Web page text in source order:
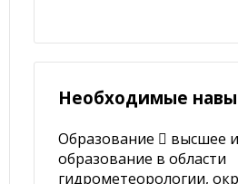
Необходимые
Образование  высшее
образование в области
гидрометеорологии,